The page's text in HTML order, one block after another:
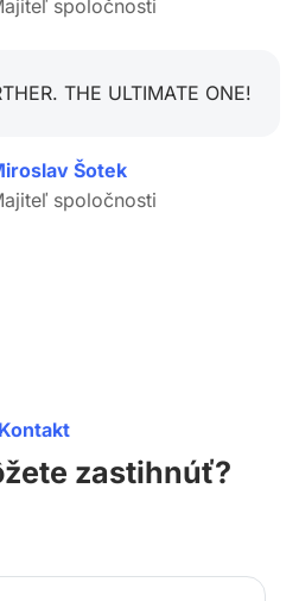
spoločnosti
THE ULTIMATE ONE!
Šotek
spoločnosti
Kontakt
zastihnúť?